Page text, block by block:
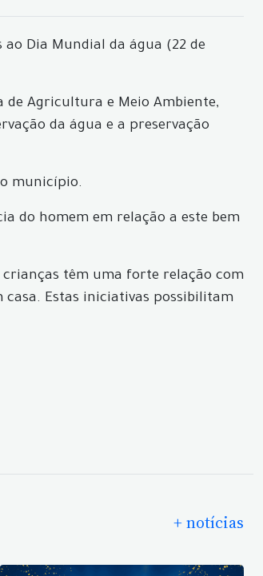
Dia Mundial da água (22 de
de Agricultura e Meio Ambiente,
da água e a preservação
município.
do homem em relação a este bem
crianças têm uma forte relação com
casa. Estas iniciativas possibilitam
+ notícias